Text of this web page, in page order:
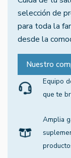
selección de
para toda la
desde la
Nuestro
Equipo
que te
Amplia